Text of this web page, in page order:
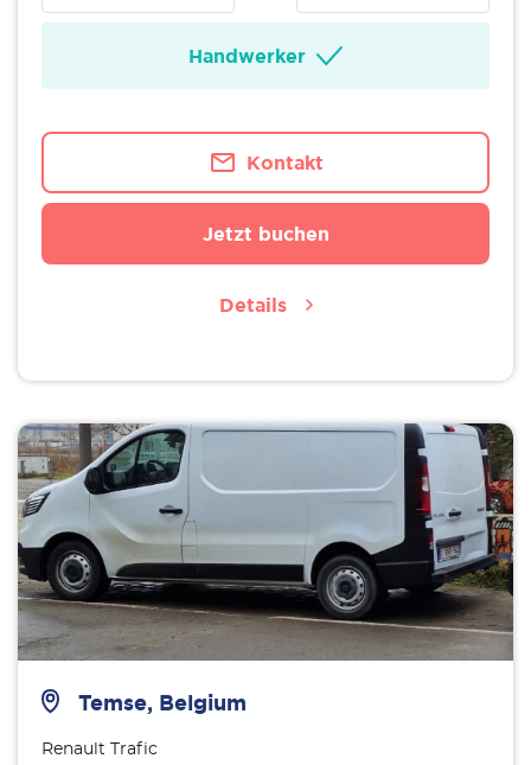
Handwerker
Kontakt
Jetzt buchen
Details
Temse, Belgium
Renault Trafic